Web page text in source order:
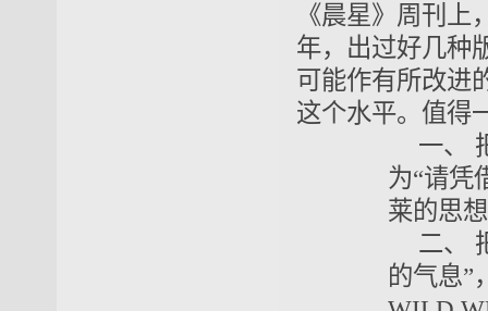
《晨星》周刊
年，出过好几种
可能作有所改进
这个水平。值得
一、
为“请凭
莱的思
二、
的气息”